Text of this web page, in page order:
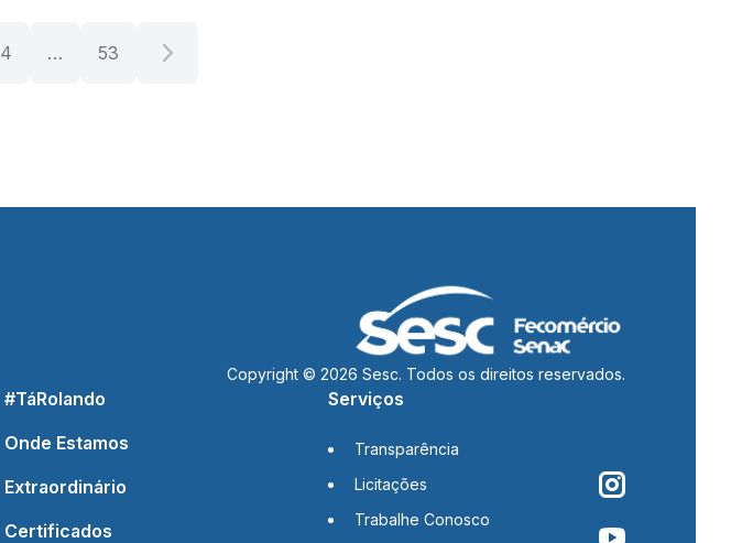
4 … 53
Copyright © 2026 Sesc. Todos os direitos reservados.
#TáRolando
Onde Estamos
Extraordinário
Certificados
Serviços
Transparência
Licitações
Trabalhe Conosco